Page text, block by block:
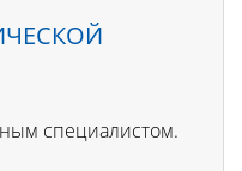
специалистом.